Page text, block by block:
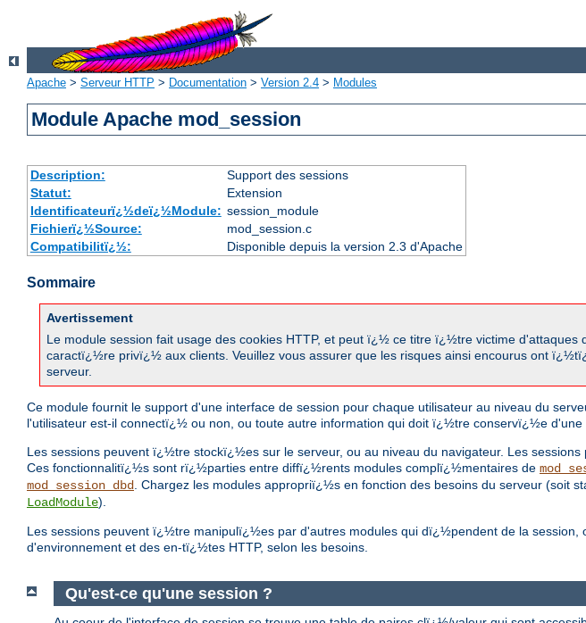
Apache > Serveur HTTP > Documentation > Version 2.4 > Modules
Module Apache mod_session
Description:
Support des sessions
Statut:
Extension
Identificateurï¿½deï¿½Module: session_module
Fichierï¿½Source:
mod_session.c
Compatibilitï¿½:
Disponible depuis la version 2.3 d'Apache
Sommaire
Avertissement
Le module session fait usage des cookies HTTP, et peut ï¿½ ce titre ï¿½tre victime
caractï¿½re privï¿½ aux clients. Veuillez vous assurer que les risques ainsi encourus ont
serveur.
Ce module fournit le support d'une interface de session pour chaque utilisateur au niveau du
l'utilisateur est-il connectï¿½ ou non, ou toute autre information qui doit ï¿½tre conservï¿½e
Les sessions peuvent ï¿½tre stockï¿½es sur le serveur, ou au niveau du navigateur. Les
Ces fonctionnalitï¿½s sont rï¿½parties entre diffï¿½rents modules complï¿½mentaires de
mod_session_dbd
. Chargez les modules appropriï¿½s en fonction des besoins du serveur (soit
LoadModule).
Les sessions peuvent ï¿½tre manipulï¿½es par d'autres modules qui dï¿½pendent de la
d'environnement et des en-tï¿½tes HTTP, selon les besoins.
Qu'est-ce qu'une session ?